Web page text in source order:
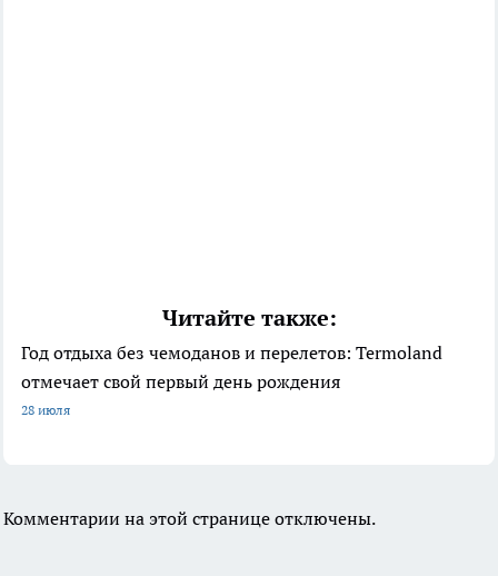
Читайте также:
Год отдыха без чемоданов и перелетов: Termoland
отмечает свой первый день рождения
28 июля
Комментарии на этой странице отключены.